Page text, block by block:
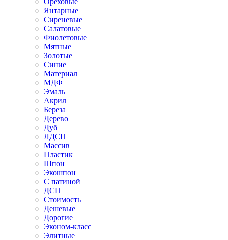
Янтарные
Сиреневые
Салатовые
Фиолетовые
Мятные
Золотые
Синие
Материал
МДФ
Эмаль
Акрил
Береза
Дерево
Дуб
ЛДСП
Массив
Пластик
Шпон
Экошпон
С патиной
ДСП
Стоимость
Дешевые
Дорогие
Эконом-класс
Элитные